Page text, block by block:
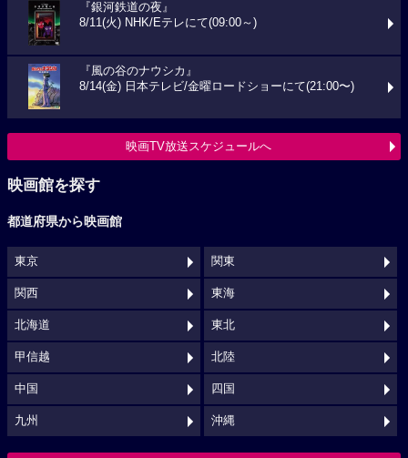
『銀河鉄道の夜』
8/11(火) NHK/Eテレにて(09:00～)
『風の谷のナウシカ』
8/14(金) 日本テレビ/金曜ロードショーにて(21:00〜)
映画TV放送スケジュールへ
映画館を探す
都道府県から映画館
東京 関東
関西 東海
北海道 東北
甲信越 北陸
中国 四国
九州 沖縄